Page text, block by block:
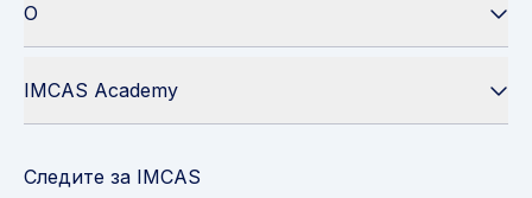
О
IMCAS Academy
Следите за IMCAS